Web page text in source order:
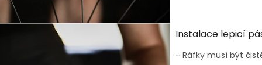
Instalace lepicí
- Ráfky musí být